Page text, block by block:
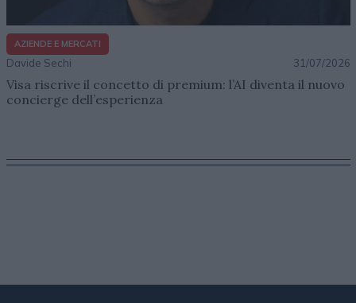
AZIENDE E MERCATI
Davide Sechi 31/07/2026
Visa riscrive il concetto di premium: l’AI diventa il nuovo
concierge dell’esperienza